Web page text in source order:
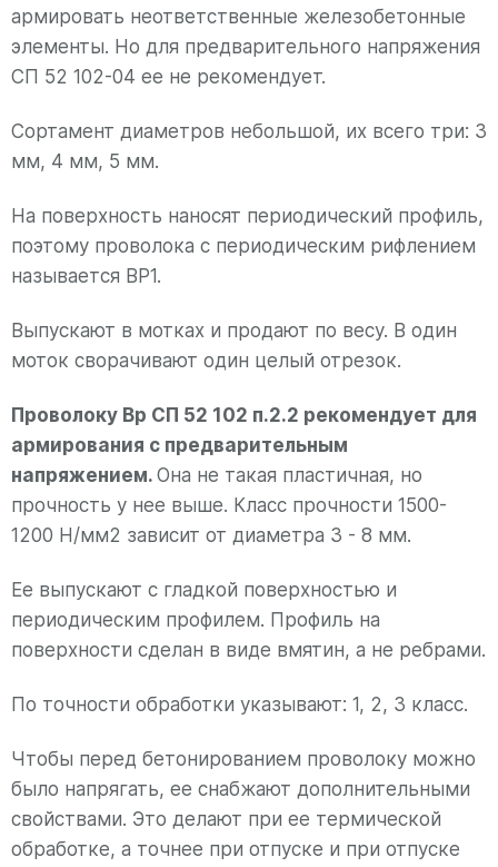
армировать неответственные железобетонные
элементы. Но для предварительного напряжения
СП 52 102-04 ее не рекомендует.
Сортамент диаметров небольшой, их всего три: 3
мм, 4 мм, 5 мм.
На поверхность наносят периодический профиль,
поэтому проволока с периодическим рифлением
называется ВР1.
Выпускают в мотках и продают по весу. В один
моток сворачивают один целый отрезок.
Проволоку Вр СП 52 102 п.2.2 рекомендует для
армирования с предварительным
напряжением. Она не такая пластичная, но
прочность у нее выше. Класс прочности 1500-
1200 Н/мм2 зависит от диаметра 3 - 8 мм.
Ее выпускают с гладкой поверхностью и
периодическим профилем. Профиль на
поверхности сделан в виде вмятин, а не ребрами.
По точности обработки указывают: 1, 2, 3 класс.
Чтобы перед бетонированием проволоку можно
было напрягать, ее снабжают дополнительными
свойствами. Это делают при ее термической
обработке, а точнее при отпуске и при отпуске